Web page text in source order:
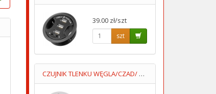
39.00 zł/szt
szt
CZUJNIK TLENKU WĘGLA/CZAD/ + DYM KIDDE10SCO